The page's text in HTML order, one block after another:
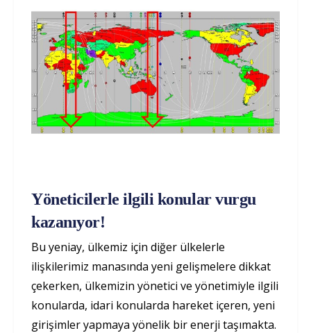
Yöneticilerle ilgili konular vurgu
kazanıyor!
Bu yeniay, ülkemiz için diğer ülkelerle
ilişkilerimiz manasında yeni gelişmelere dikkat
çekerken, ülkemizin yönetici ve yönetimiyle ilgili
konularda, idari konularda hareket içeren, yeni
girişimler yapmaya yönelik bir enerji taşımakta.